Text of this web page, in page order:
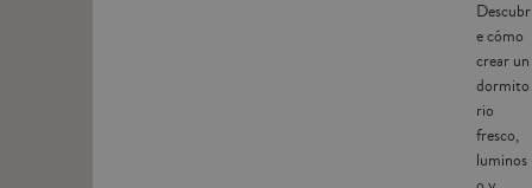
Descubr
e cómo
crear un
dormito
rio
fresco,
luminos